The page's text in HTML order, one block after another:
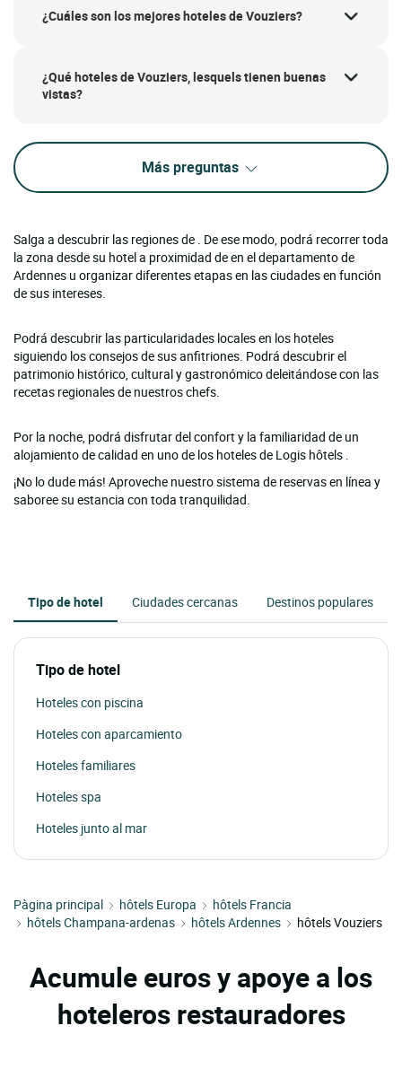
¿Cuáles son los mejores hoteles de Vouziers?
¿Qué hoteles de Vouziers, lesquels tienen buenas
vistas?
Más preguntas
Salga a descubrir las regiones de . De ese modo, podrá recorrer toda
la zona desde su hotel a proximidad de en el departamento de
Ardennes u organizar diferentes etapas en las ciudades en función
de sus intereses.
Podrá descubrir las particularidades locales en los hoteles
siguiendo los consejos de sus anfitriones. Podrá descubrir el
patrimonio histórico, cultural y gastronómico deleitándose con las
recetas regionales de nuestros chefs.
Por la noche, podrá disfrutar del confort y la familiaridad de un
alojamiento de calidad en uno de los hoteles de Logis hôtels .
¡No lo dude más! Aproveche nuestro sistema de reservas en línea y
saboree su estancia con toda tranquilidad.
Tipo de hotel Ciudades cercanas Destinos populares
Tipo de hotel
Hoteles con piscina
Hoteles con aparcamiento
Hoteles familiares
Hoteles spa
Hoteles junto al mar
Pàgina principal hôtels Europa
hôtels Francia
hôtels Champana-ardenas
hôtels Ardennes hôtels Vouziers
Acumule euros y apoye a los
hoteleros restauradores